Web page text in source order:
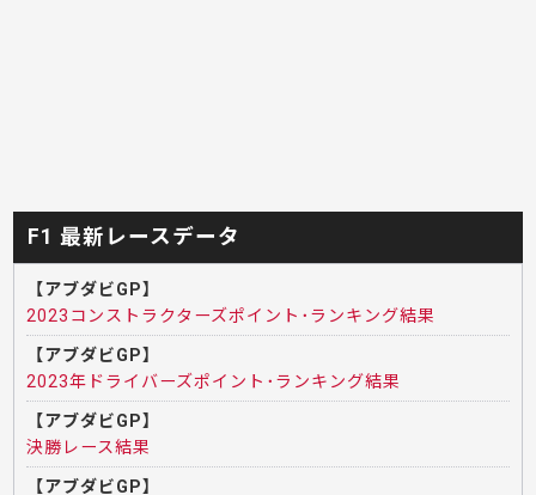
F1 最新レースデータ
【アブダビGP】
2023コンストラクターズポイント･ランキング結果
【アブダビGP】
2023年ドライバーズポイント･ランキング結果
【アブダビGP】
決勝レース結果
【アブダビGP】